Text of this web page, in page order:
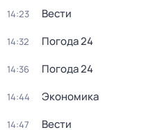
14:23 Вести
14:32 Погода 24
14:36 Погода 24
14:44 Экономика
14:47 Вести